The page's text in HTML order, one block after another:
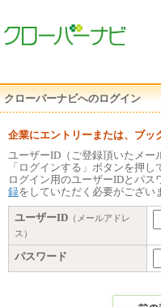
へ
クローバーナビへのログイン
企業にエントリーまたは、ブッ
ユーザーID（ご登録頂いたメー
「ログインする」ボタンを押し
ログイン用のユーザーIDとパス
録をしていただく必要がござい
ユーザーID （メールアドレ
ス）
パスワード